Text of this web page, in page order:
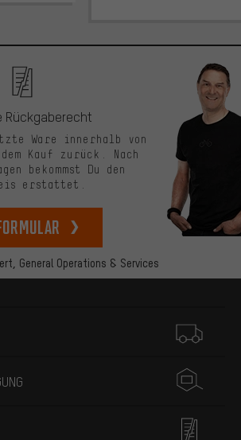
General Operations & Services
Rückgaberecht
Ware innerhalb von
Kauf zurück. Nach
bekommst Du den
erstattet.